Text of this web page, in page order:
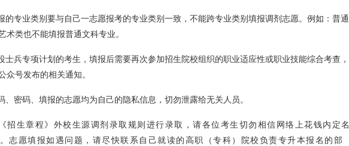
的专业类别要与自己一志愿报考的专业类别一致，不能跨专业类别填报调剂志愿。例如：普通
术类也不能填报普通文科专业。
士兵专项计划的考生，填报后需要再次参加招生院校组织的职业适应性或职业技能综合考查，
众号发布的相关通知。
、密码、填报的志愿均为自己的隐私信息，切勿泄露给无关人员。
招生章程》外校生源调剂录取规则进行录取，请各位考生切勿相信网络上花钱内定名
志愿填报如遇问题，请尽快联系自己就读的高职（专科）院校负责专升本报名的部